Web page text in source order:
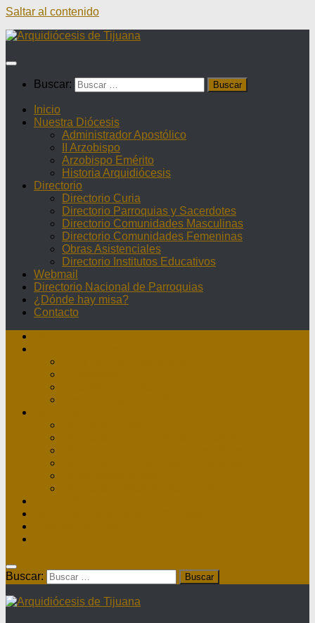
Saltar al contenido
Buscar:
Inicio
Nuestra Diócesis
Administrador Apostólico
II Arzobispo
Arzobispo Emérito
Historia Arquidiócesis
Directorio
Directorio Curia
Directorio Parroquias y Sacerdotes
Directorio Comunidades Masculinas
Directorio Comunidades Femeninas
Obras Asistenciales
Directorio Institutos Educativos
Webmail
Directorio Nacional de Parroquias
¿Dónde hay misa?
Contacto
Buscar: